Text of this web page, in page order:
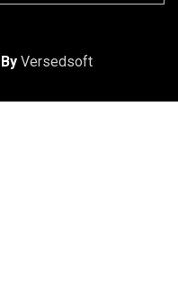
ByVersedsoft